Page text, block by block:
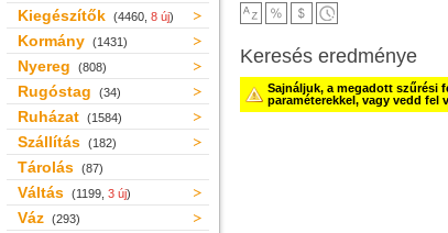
Kiegészítők (4460, 8 új)
Kormány (1431)
Nyereg (808)
Rugóstag (34)
Ruházat (1584)
Szállítás (182)
Tárolás (87)
Váltás (1199, 3 új)
Váz (293)
Keresés eredménye
Sajnáljuk, a megadott szűrési
paraméterekkel, vagy vedd fel